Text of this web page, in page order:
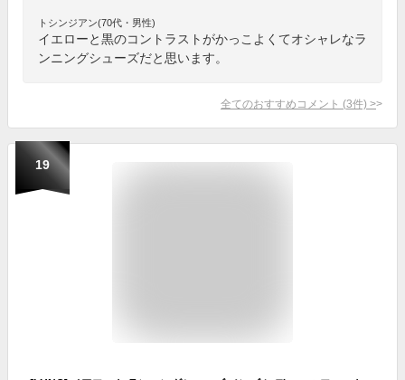
トシンジアン(70代・男性)
イエローと黒のコントラストがかっこよくてオシャレなラ
ンニングシューズだと思います。
全てのおすすめコメント (3件) >
19